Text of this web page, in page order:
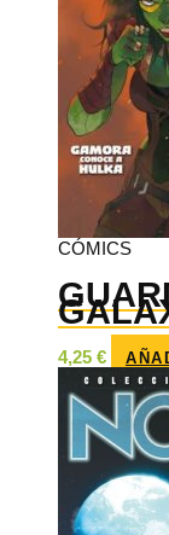
CÓMICS
4,25 €